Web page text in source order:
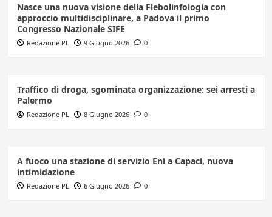
Nasce una nuova visione della Flebolinfologia con
approccio multidisciplinare, a Padova il primo
Congresso Nazionale SIFE
Redazione PL 9 Giugno 2026 0
Traffico di droga, sgominata organizzazione: sei arresti a
Palermo
Redazione PL 8 Giugno 2026 0
A fuoco una stazione di servizio Eni a Capaci, nuova
intimidazione
Redazione PL 6 Giugno 2026 0